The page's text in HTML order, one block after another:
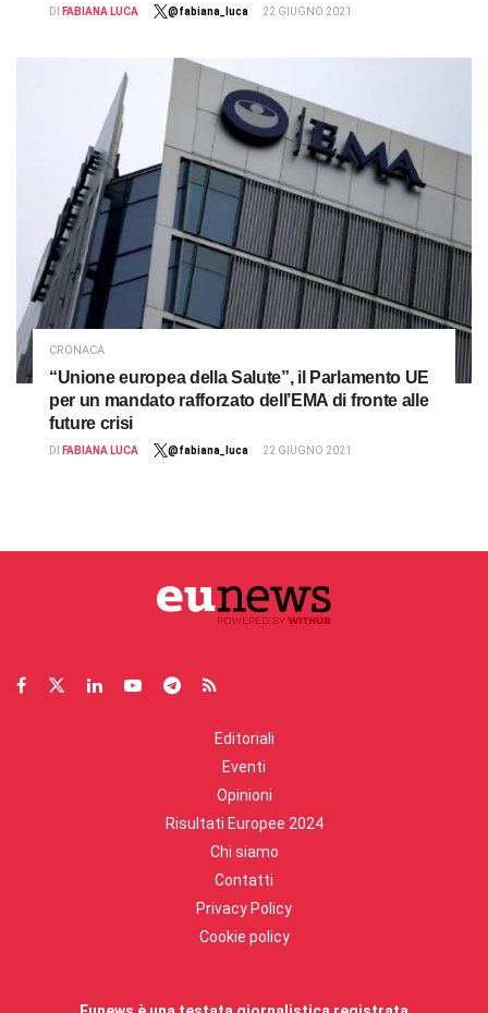
DI FABIANA LUCA @fabiana_luca 22 GIUGNO 2021
CRONACA
“Unione europea della Salute”, il Parlamento UE
per un mandato rafforzato dell’EMA di fronte alle
future crisi
DI FABIANA LUCA @fabiana_luca 22 GIUGNO 2021
Editoriali
Eventi
Opinioni
Risultati Europee 2024
Chi siamo
Contatti
Privacy Policy
Cookie policy